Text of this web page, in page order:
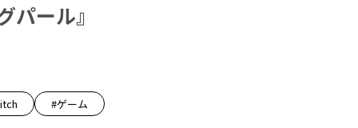
ール』
#ゲーム